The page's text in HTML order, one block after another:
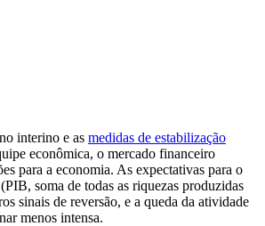
interino e as medidas de estabilização
econômica, o mercado financeiro
para a economia. As expectativas para o
soma de todas as riquezas produzidas
sinais de reversão, e a queda da atividade
menos intensa.